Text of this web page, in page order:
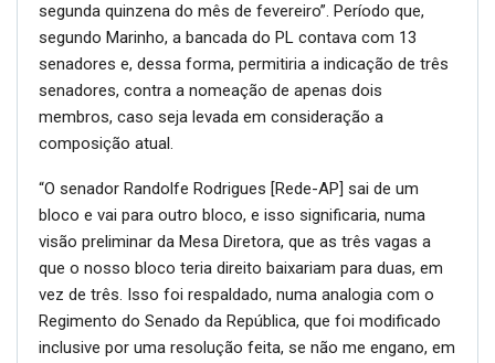
segunda quinzena do mês de fevereiro”. Período que,
segundo Marinho, a bancada do PL contava com 13
senadores e, dessa forma, permitiria a indicação de três
senadores, contra a nomeação de apenas dois
membros, caso seja levada em consideração a
composição atual.
“O senador Randolfe Rodrigues [Rede-AP] sai de um
bloco e vai para outro bloco, e isso significaria, numa
visão preliminar da Mesa Diretora, que as três vagas a
que o nosso bloco teria direito baixariam para duas, em
vez de três. Isso foi respaldado, numa analogia com o
Regimento do Senado da República, que foi modificado
inclusive por uma resolução feita, se não me engano, em